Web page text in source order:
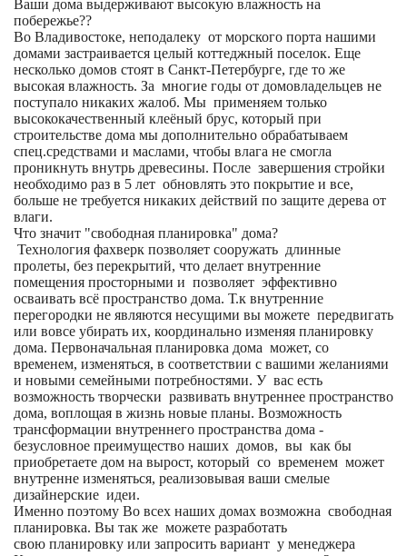
Ваши дома выдерживают высокую влажность на
побережье??
Во Владивостоке, неподалеку от морского порта нашими
домами застраивается целый коттеджный поселок. Еще
несколько домов стоят в Санкт-Петербурге, где то же
высокая влажность. За многие годы от домовладельцев не
поступало никаких жалоб. Мы применяем только
высококачественный клеёный брус, который при
строительстве дома мы дополнительно обрабатываем
спец.средствами и маслами, чтобы влага не смогла
проникнуть внутрь древесины. После завершения стройки
необходимо раз в 5 лет обновлять это покрытие и все,
больше не требуется никаких действий по защите дерева от
влаги.
Что значит "свободная планировка" дома?
Технология фахверк позволяет сооружать длинные
пролеты, без перекрытий, что делает внутренние
помещения просторными и позволяет эффективно
осваивать всё пространство дома. Т.к внутренние
перегородки не являются несущими вы можете передвигать
или вовсе убирать их, координально изменяя планировку
дома. Первоначальная планировка дома может, со
временем, изменяться, в соответствии с вашими желаниями
и новыми семейными потребностями. У вас есть
возможность творчески развивать внутреннее пространство
дома, воплощая в жизнь новые планы. Возможность
трансформации внутреннего пространства дома -
безусловное преимущество наших домов, вы как бы
приобретаете дом на вырост, который со временем может
внутренне изменяться, реализовывая ваши смелые
дизайнерские идеи.
Именно поэтому Во всех наших домах возможна свободная
планировка. Вы так же можете разработать
свою планировку или запросить вариант у менеджера